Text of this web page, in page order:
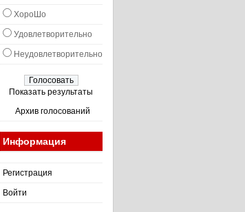
ХороШо
Удовлетворительно
Неудовлетворительно
Показать результаты
Архив голосований
Информация
Регистрация
Войти